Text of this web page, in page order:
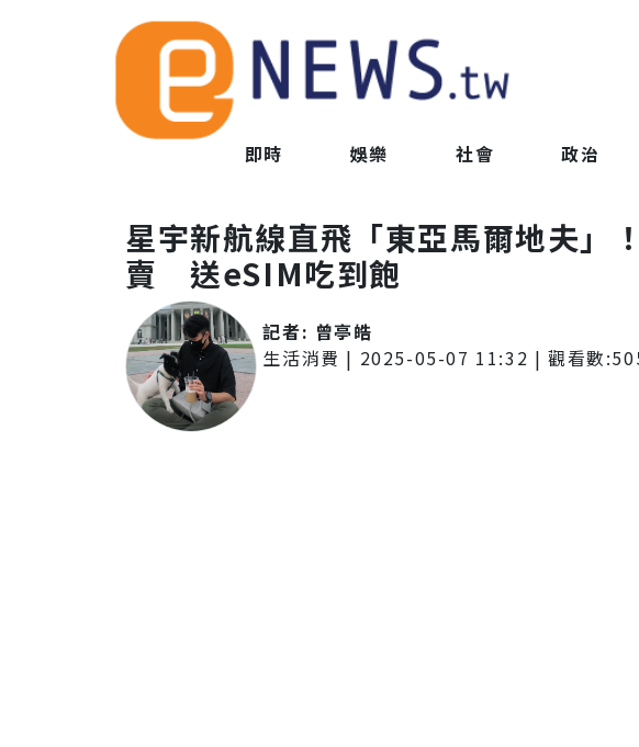
即時 娛樂 社會 政治
星宇新航線直飛「東亞馬爾地夫」
賣 送eSIM吃到飽
記者: 曾亭皓
生活消費 | 2025-05-07 11:32 | 觀看數: